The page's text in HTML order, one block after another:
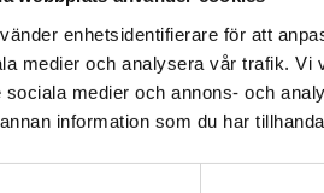
enhetsidentifierare för att
medier och analysera vår trafik. Vi
sociala medier och annons- och
information som du har
Kontakt Offertförfrågan
& installation till